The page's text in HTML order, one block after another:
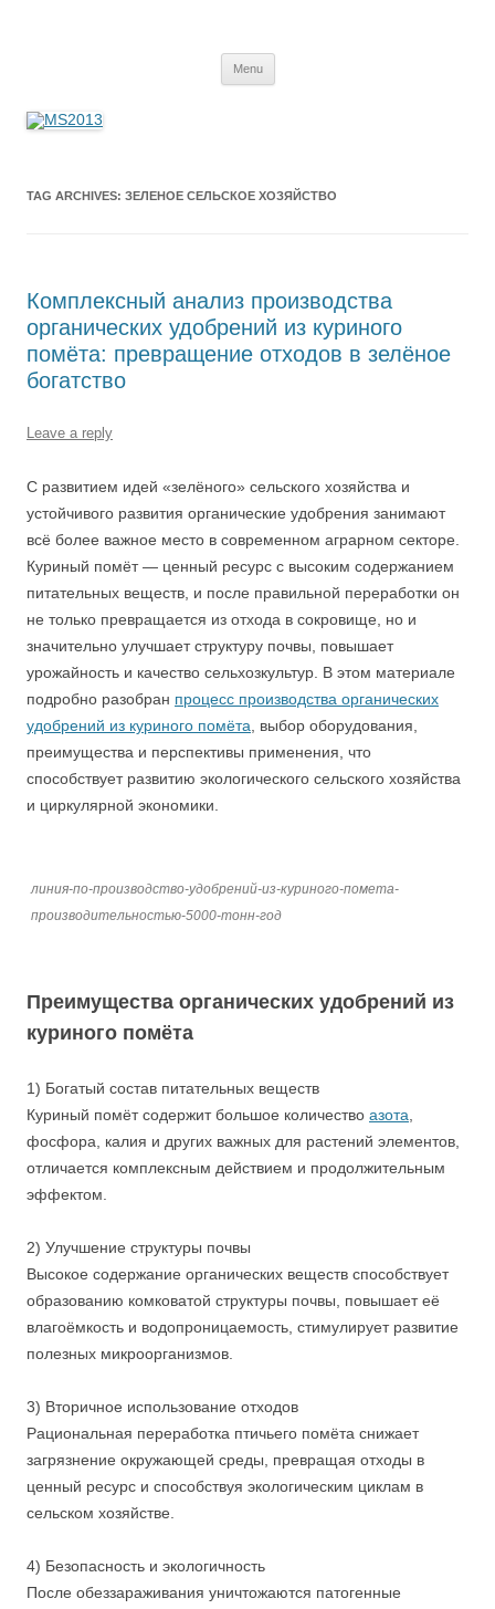
Menu
TAG ARCHIVES: ЗЕЛЕНОЕ СЕЛЬСКОЕ ХОЗЯЙСТВО
Комплексный анализ производства
органических удобрений из куриного
помёта: превращение отходов в зелёное
богатство
Leave a reply
С развитием идей «зелёного» сельского хозяйства и
устойчивого развития органические удобрения занимают
всё более важное место в современном аграрном секторе.
Куриный помёт — ценный ресурс с высоким содержанием
питательных веществ, и после правильной переработки он
не только превращается из отхода в сокровище, но и
значительно улучшает структуру почвы, повышает
урожайность и качество сельхозкультур. В этом материале
подробно разобран процесс производства органических
удобрений из куриного помёта , выбор оборудования,
преимущества и перспективы применения, что
способствует развитию экологического сельского хозяйства
и циркулярной экономики.
линия-по-производство-удобрений-из-куриного-помета-
производительностью-5000-тонн-год
Преимущества органических удобрений из
куриного помёта
1) Богатый состав питательных веществ
Куриный помёт содержит большое количество азота
фосфора, калия и других важных для растений элементов,
отличается комплексным действием и продолжительным
эффектом.
2) Улучшение структуры почвы
Высокое содержание органических веществ способствует
образованию комковатой структуры почвы, повышает её
влагоёмкость и водопроницаемость, стимулирует развитие
полезных микроорганизмов.
3) Вторичное использование отходов
Рациональная переработка птичьего помёта снижает
загрязнение окружающей среды, превращая отходы в
ценный ресурс и способствуя экологическим циклам в
сельском хозяйстве.
4) Безопасность и экологичность
После обеззараживания уничтожаются патогенные